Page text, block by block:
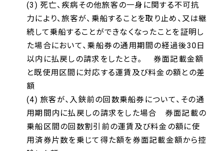
(3) 死亡､疾病その他旅客の一身に関する不可抗
力により､旅客が､乗船することを取り止め､又は継
続して乗船することができなくなったことを証明し
た場合において､乗船券の通用期間の経過後30日
以内に払戻しの請求をしたとき｡ 券面記載金額
と既使用区間に対応する運賃及び料金の額との差
額
(4) 旅客が､入鋏前の回数乗船券について､その通
用期間内に払戻しの請求をした場合 券面記載の
乗船区間の回数割引前の運賃及び料金の額に使
用済券片数を乗じて得た額を券面記載金額から控